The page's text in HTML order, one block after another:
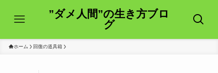
”ダメ人間”の生き方ブロ
グ
ホーム 回復の道具箱